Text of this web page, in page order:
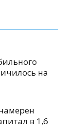
на
в 1,6